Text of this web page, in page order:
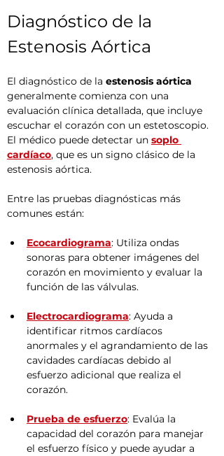
Diagnóstico de la
Estenosis Aórtica
El diagnóstico de la estenosis aórtica
generalmente comienza con una
evaluación clínica detallada, que incluye
escuchar el corazón con un estetoscopio.
El médico puede detectar un soplo
cardíaco, que es un signo clásico de la
estenosis aórtica.
Entre las pruebas diagnósticas más
comunes están:
Ecocardiograma: Utiliza ondas
sonoras para obtener imágenes del
corazón en movimiento y evaluar la
función de las válvulas.
Electrocardiograma: Ayuda a
identificar ritmos cardíacos
anormales y el agrandamiento de las
cavidades cardíacas debido al
esfuerzo adicional que realiza el
corazón.
Prueba de esfuerzo: Evalúa la
capacidad del corazón para manejar
el esfuerzo físico y puede ayudar a